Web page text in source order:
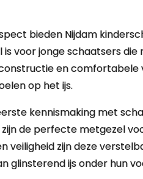
bieden Nijdam
voor jonge schaatsers
en
op het ijs.
kennismaking met
de perfecte metgezel
veiligheid zijn deze
glinsterend ijs onder hun